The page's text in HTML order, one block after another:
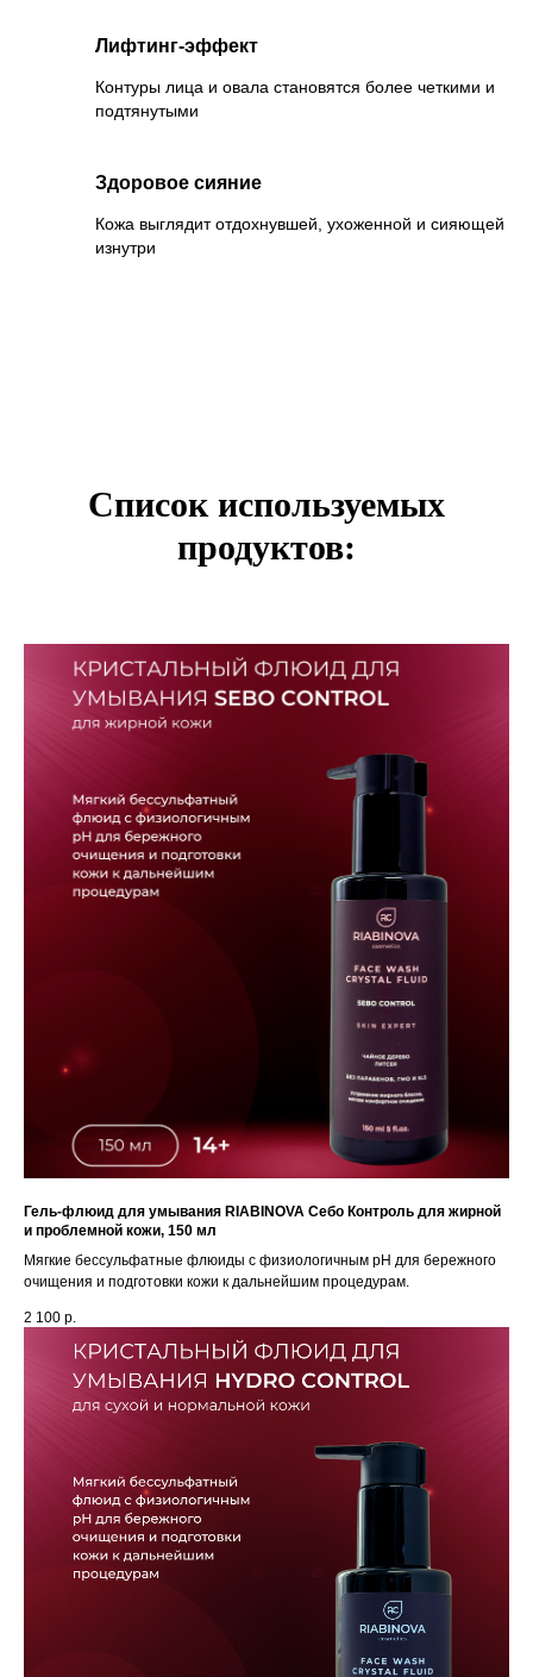
Лифтинг-эффект
Контуры лица и овала становятся более четкими и
подтянутыми
Здоровое сияние
Кожа выглядит отдохнувшей, ухоженной и сияющей
изнутри
Список используемых
продуктов:
Гель-флюид для умывания RIABINOVA Себо Контроль для жирной
и проблемной кожи, 150 мл
Мягкие бессульфатные флюиды с физиологичным pH для бережного
очищения и подготовки кожи к дальнейшим процедурам.
2 100 р.